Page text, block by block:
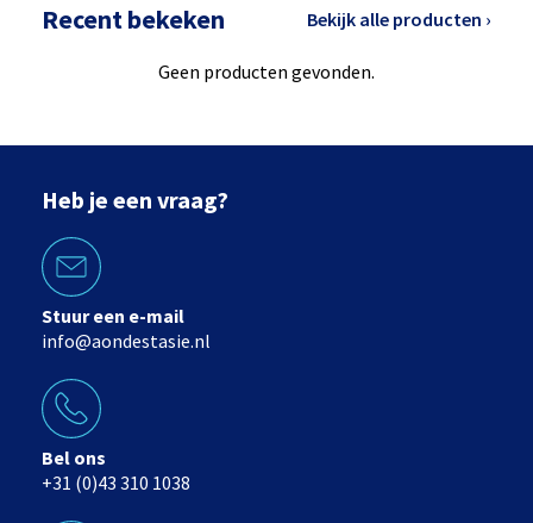
Recent bekeken Bekijk alle producten ›
Geen producten gevonden.
Heb je een vraag?
Stuur een e-mail
info@aondestasie.nl
Bel ons
+31 (0)43 310 1038